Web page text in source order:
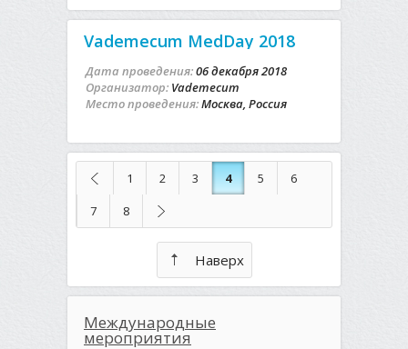
Vademecum MedDay 2018
Дата проведения:06 декабря 2018
Организатор: Vademecum
Место проведения:Москва, Россия
1 2 3 4 5
6
7
8
Наверх
Международные
мероприятия